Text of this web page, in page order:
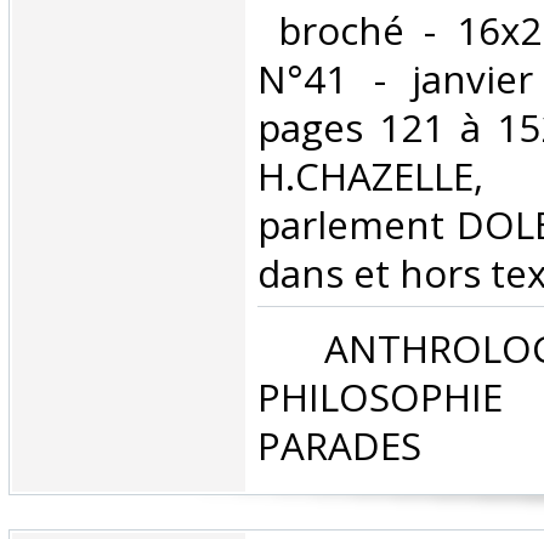
broché -
N°41 -
pages 121 à
parlement
dans et hors
PHILOSOPHIE
PARADES‎